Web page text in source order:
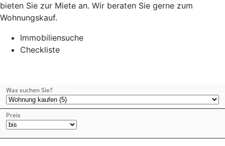
bieten Sie zur Miete an. Wir beraten Sie gerne zum
Wohnungskauf.
Immobiliensuche
Checkliste